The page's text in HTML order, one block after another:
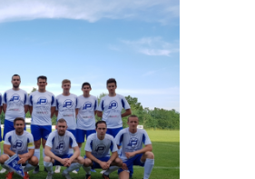
Záruka Elektromobilita
Pollmann is once again a
28. April 2025
Pollmann optimizes European
03. April 2025